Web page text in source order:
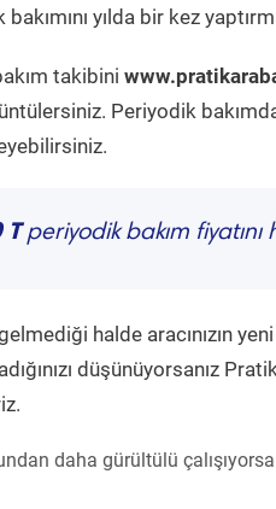
yılda bir kez
takibini
Periyodik
Tperiyodik bakım
halde aracınızın
düşünüyorsanız
daha gürültülü çalışıyorsa